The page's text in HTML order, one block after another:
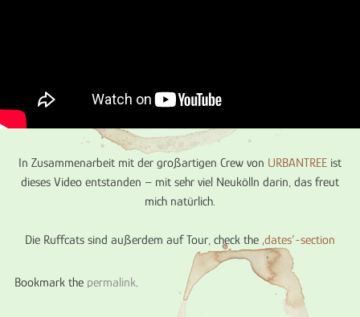
In Zusammenarbeit mit der großartigen Crew von URBANTREE ist
dieses Video entstanden – mit sehr viel Neukölln darin, das freut
mich natürlich.
Die Ruffcats sind außerdem auf Tour, check the ‚dates‘-section
Bookmark the permalink.